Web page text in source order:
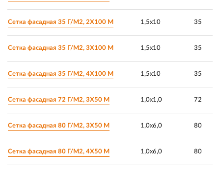
Сетка фасадная 35 Г/М2, 2Х100 М 1,5х10 35
Сетка фасадная 35 Г/М2, 3Х100 М 1,5х10 35
Сетка фасадная 35 Г/М2, 4Х100 М 1,5х10 35
Сетка фасадная 72 Г/М2, 3Х50 М 1,0х1,0 72
Сетка фасадная 80 Г/М2, 3Х50 М 1,0х6,0 80
Сетка фасадная 80 Г/М2, 4Х50 М 1,0х6,0 80